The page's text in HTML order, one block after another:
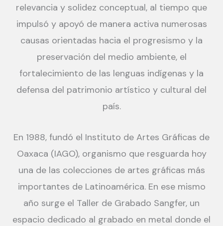
relevancia y solidez conceptual, al tiempo que
impulsó y apoyó de manera activa numerosas
causas orientadas hacia el progresismo y la
preservación del medio ambiente, el
fortalecimiento de las lenguas indígenas y la
defensa del patrimonio artístico y cultural del
país.
En 1988, fundó el Instituto de Artes Gráficas de
Oaxaca (IAGO), organismo que resguarda hoy
una de las colecciones de artes gráficas más
importantes de Latinoamérica. En ese mismo
año surge el Taller de Grabado Sangfer, un
espacio dedicado al grabado en metal donde el